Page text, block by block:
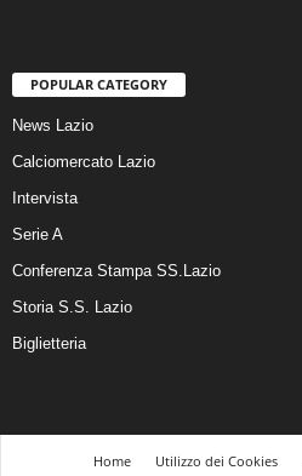
POPULAR CATEGORY
News Lazio
Calciomercato Lazio
Intervista
Serie A
Conferenza Stampa SS.Lazio
Storia S.S. Lazio
Biglietteria
Home Utilizzo dei Cookies